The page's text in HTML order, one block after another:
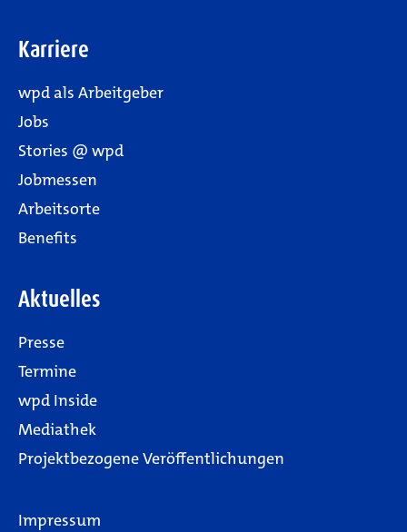
Karriere
wpd als Arbeitgeber
Jobs
Stories @ wpd
Jobmessen
Arbeitsorte
Benefits
Aktuelles
Presse
Termine
wpd Inside
Mediathek
Projektbezogene Veröffentlichungen
Impressum